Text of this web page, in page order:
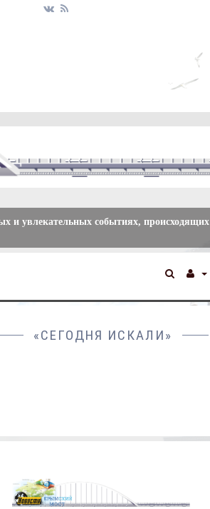
и увлекательных событиях, происходящих
«СЕГОДНЯ ИСКАЛИ»